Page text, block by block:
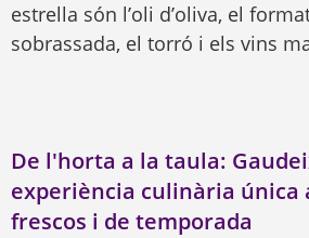
estrella són l’oli d’oliva, el
sobrassada, el torró i els vins
De l'horta a la taula:
experiència culinària única
frescos i de temporada